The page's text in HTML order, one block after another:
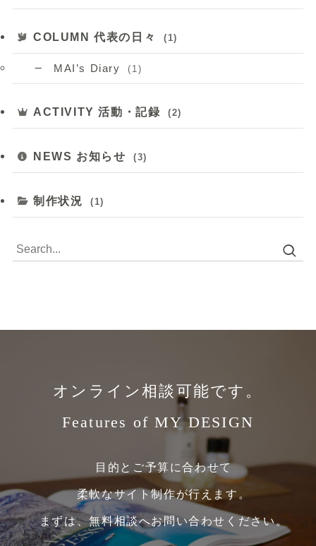
COLUMN 代表の日々 (1)
MAI’s Diary (1)
ACTIVITY 活動・記録 (2)
NEWS お知らせ (3)
制作状況 (1)
オンライン相談可能です。
Features of MY DESIGN
目的とご予算に合わせて
柔軟なサイト制作が行えます。
まずは、無料相談へお問い合わせください。